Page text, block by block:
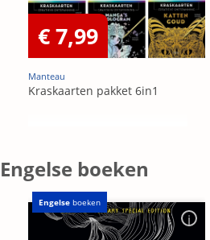
€ 7,99
Manteau
Kraskaarten pakket 6in1
Engelse boeken
Engelse boeken